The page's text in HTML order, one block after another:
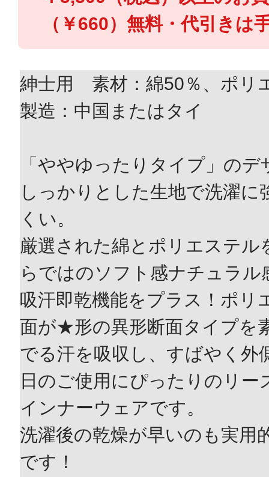
（￥660）無料・代引きは
紳士用 素材：綿50％、ポリ
製造：中国またはタイ
「ややゆったりタイプ」のデ
しっかりとした生地で洗濯に
くい。
厳選された綿とポリエステル
らではのソフト感ナチュラ
吸汗即乾機能をプラス！ポリ
面が★形の異形断面タイプを
でる汗を吸収し、すばやく外
日のご使用にぴったりのリー
インナーウェアです。
洗濯後の乾燥が早いのも実用
です！